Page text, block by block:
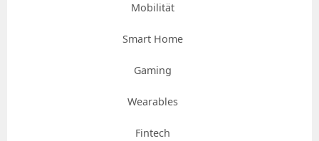
Mobilität
Smart Home
Gaming
Wearables
Fintech